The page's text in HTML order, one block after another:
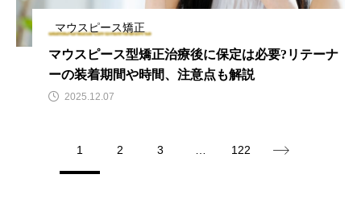
マウスピース矯正
マウスピース型矯正治療後に保定は必要?リテーナ
ーの装着期間や時間、注意点も解説
2025.12.07
1 2 3 122